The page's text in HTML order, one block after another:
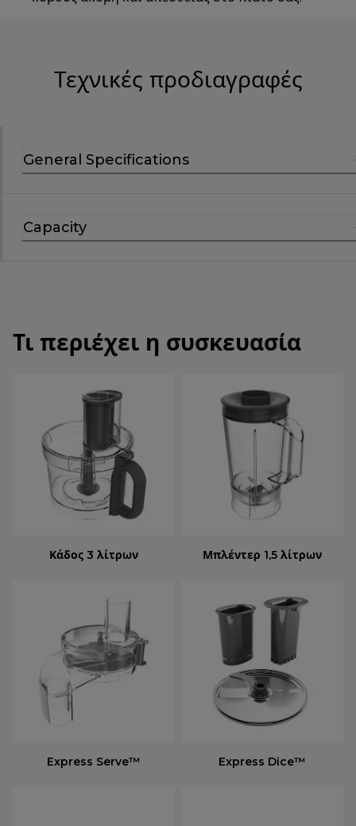
Τεχνικές προδιαγραφές
General Specifications
Capacity
Τι περιέχει η συσκευασία
Κάδος 3 λίτρων Μπλέντερ 1,5 λίτρων
Express Serve™ Express Dice™